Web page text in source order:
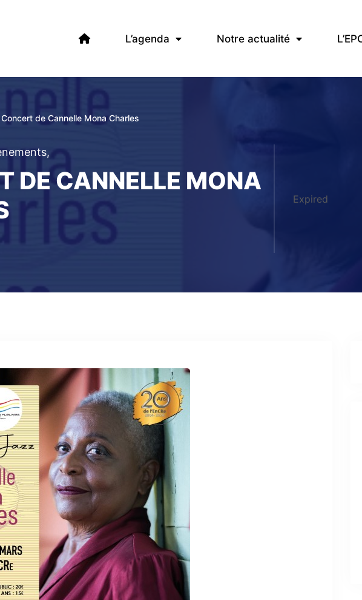
L’agenda Notre actualité
Concert de Cannelle Mona Charles
,
DE CANNELLE MONA
Expired